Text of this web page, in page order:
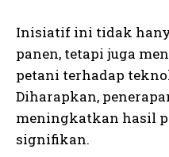
Inisiatif ini tidak
panen, tetapi juga
petani terhadap
Diharapkan,
meningkatkan hasil
signifikan.